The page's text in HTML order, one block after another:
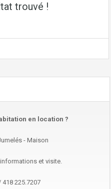
trouvé !
en location ?
- Maison
et visite.
418 225.7207